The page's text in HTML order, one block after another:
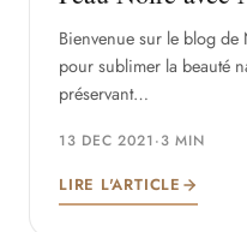
Bienvenue sur le blog
pour sublimer la beauté
préservant…
13 DEC 2021·3 MIN
LIRE L'ARTICLE